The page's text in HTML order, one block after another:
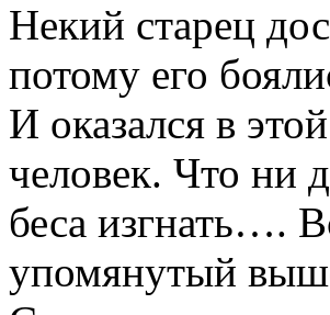
Некий старец
потому его
И оказался в
человек. Что ни
беса изгнать….
упомянутый